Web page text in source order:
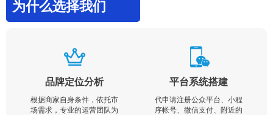
为什么选择我们
品牌定位分析
根据商家自身条件，依托市
场需求，专业的运营团队为
平台系统搭建
代申请注册公众平台、小程
序帐号、微信支付、附近的